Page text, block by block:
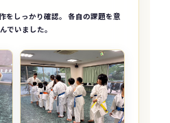
をしっかり確認。 各自の課題を意
でいました。